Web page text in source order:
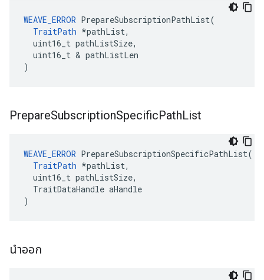
WEAVE_ERROR PrepareSubscriptionPathList(
TraitPath *pathList,
  uint16_t pathListSize,
  uint16_t & pathListLen
)
PrepareSubscriptionSpecificPathList
WEAVE_ERROR PrepareSubscriptionSpecificPathList(
TraitPath *pathList,
  uint16_t pathListSize,
  TraitDataHandle aHandle
)
นำออก